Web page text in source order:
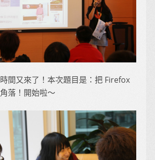
間又來了！本次題目是：把 Firefox
落！開始啦～